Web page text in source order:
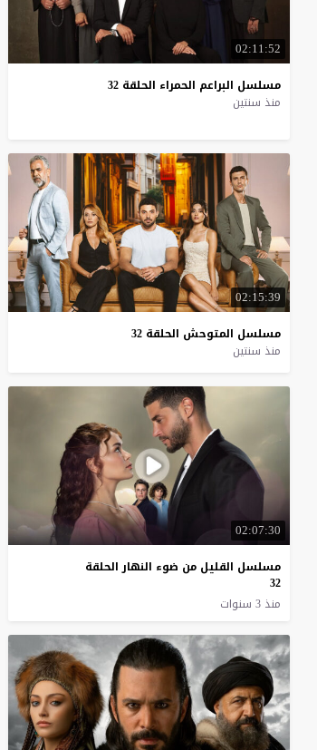
02:11:52
مسلسل البراعم الحمراء الحلقة 32
منذ سنتين
02:15:39
مسلسل المتوحش الحلقة 32
منذ سنتين
02:07:30
مسلسل القليل من ضوء النهار الحلقة
32
منذ 3 سنوات